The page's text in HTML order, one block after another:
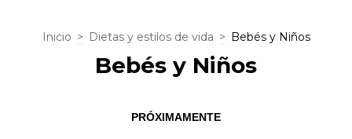
Inicio > Dietas y estilos de vida > Bebés y Niños
Bebés y Niños
PRÓXIMAMENTE